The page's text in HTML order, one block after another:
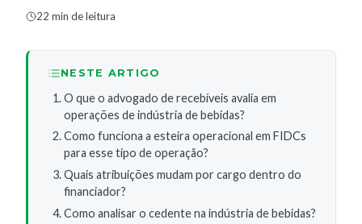
22 min de leitura
NESTE ARTIGO
O que o advogado de recebíveis avalia em
operações de indústria de bebidas?
Como funciona a esteira operacional em FIDCs
para esse tipo de operação?
Quais atribuições mudam por cargo dentro do
financiador?
Como analisar o cedente na indústria de bebidas?